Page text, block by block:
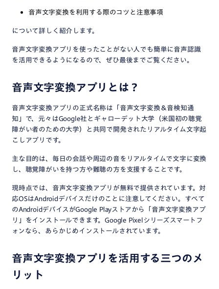
音声文字変換を利用する際のコツと注意事項
について詳しく紹介します。
音声文字変換アプリを使ったことがない人でも簡単に音声認識
を活用できるようになるので、ぜひ最後までご覧ください。
音声文字変換アプリとは？
音声文字変換アプリの正式名称は「音声文字変換＆音検知通
知」で、元々はGoogle社とギャローデット大学（米国初の聴覚
障がい者のための大学）と共同で開発されたリアルタイム文字起
こしアプリです。
主な目的は、毎日の会話や周辺の音をリアルタイムで文字に変換
し、聴覚障がいを持つ方や難聴の方を支援することです。
現時点では、音声文字変換アプリが無料で提供されています。対
応OSはAndroidデバイスだけのことに注意してください。すべて
のAndroidデバイスがGoogle Playストアから「音声文字変換アプ
リ」をインストールできます。Google Pixelシリーズスマートフ
ォンなら、あらかじめインストールされています。
音声文字変換アプリを活用する三つのメ
リット